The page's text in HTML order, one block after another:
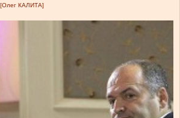
[Олег КАЛИТА]